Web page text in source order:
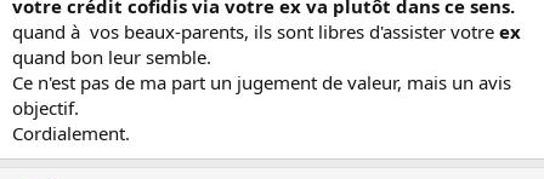
votre crédit cofidis via votre ex va plutôt dans ce sens.
quand à vos beaux-parents, ils sont libres d'assister votre ex
quand bon leur semble.
Ce n'est pas de ma part un jugement de valeur, mais un avis
objectif.
Cordialement.